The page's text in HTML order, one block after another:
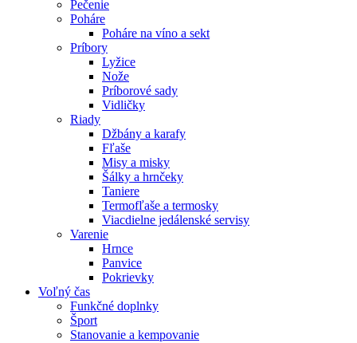
Pečenie
Poháre
Poháre na víno a sekt
Príbory
Lyžice
Nože
Príborové sady
Vidličky
Riady
Džbány a karafy
Fľaše
Misy a misky
Šálky a hrnčeky
Taniere
Termofľaše a termosky
Viacdielne jedálenské servisy
Varenie
Hrnce
Panvice
Pokrievky
Voľný čas
Funkčné doplnky
Šport
Stanovanie a kempovanie